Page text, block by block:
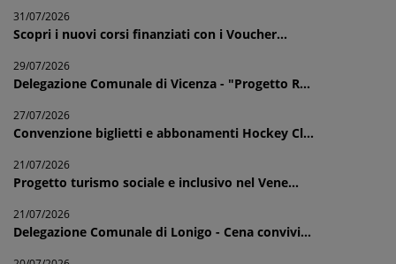
31/07/2026
Scopri i nuovi corsi finanziati con i Voucher...
29/07/2026
Delegazione Comunale di Vicenza - "Progetto R...
27/07/2026
Convenzione biglietti e abbonamenti Hockey Cl...
21/07/2026
Progetto turismo sociale e inclusivo nel Vene...
21/07/2026
Delegazione Comunale di Lonigo - Cena convivi...